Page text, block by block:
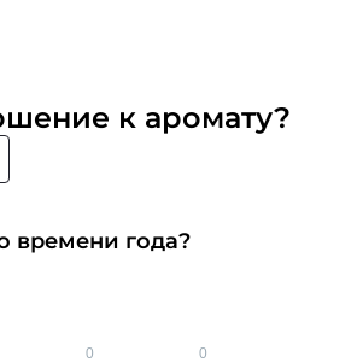
к аромату?
времени года?